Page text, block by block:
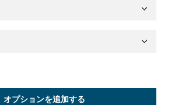
オプションを追加する